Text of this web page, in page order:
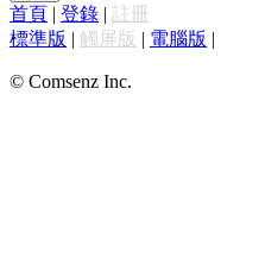
首頁 | 登錄 | 註冊
標準版 | 觸屏版 | 電腦版 |
© Comsenz Inc.